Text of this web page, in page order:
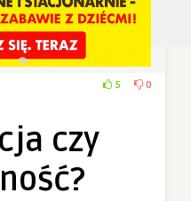
0 Komentarzy
5 0
czy